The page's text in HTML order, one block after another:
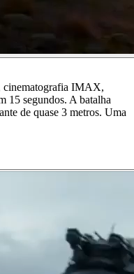
cinematografia IMAX,
15 segundos. A batalha
de quase 3 metros. Uma